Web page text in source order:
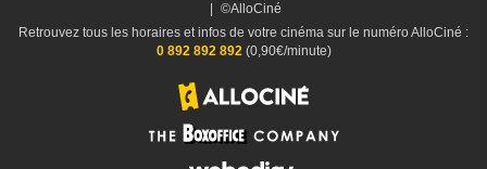
©AlloCiné
Retrouvez tous les horaires et infos de votre cinéma sur le numéro AlloCiné :
0 892 892 892(0,90€/minute)